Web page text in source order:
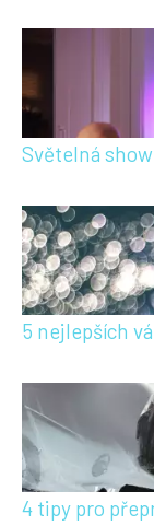
Světelná
5 nejlepších
4 tipy pro